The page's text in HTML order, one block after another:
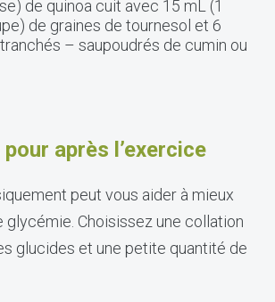
de quinoa cuit avec 15 mL (1
de graines de tournesol et 6
– saupoudrés de cumin ou
après l’exercice
peut vous aider à mieux
glycémie. Choisissez une collation
glucides et une petite quantité de